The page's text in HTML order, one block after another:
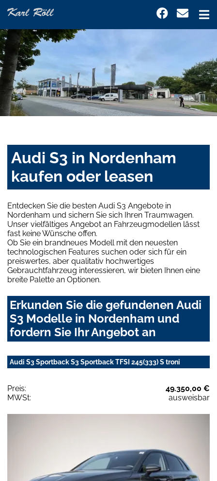
Audi S3 in Nordenham
kaufen oder leasen
Entdecken Sie die besten Audi S3 Angebote in
Nordenham und sichern Sie sich Ihren Traumwagen.
Unser vielfältiges Angebot an Fahrzeugmodellen lässt
fast keine Wünsche offen.
Ob Sie ein brandneues Modell mit den neuesten
technologischen Features suchen oder sich für ein
preiswertes, aber qualitativ hochwertiges
Gebrauchtfahrzeug interessieren, wir bieten Ihnen eine
breite Palette an Optionen.
Erkunden Sie die gefundenen Audi
S3 Modelle in Nordenham und
fordern Sie Ihr Angebot an
Audi S3 Sportback S3 Sportback TFSI 245(333) S troni
Preis:
49.350,00 €
MWSt:
ausweisbar